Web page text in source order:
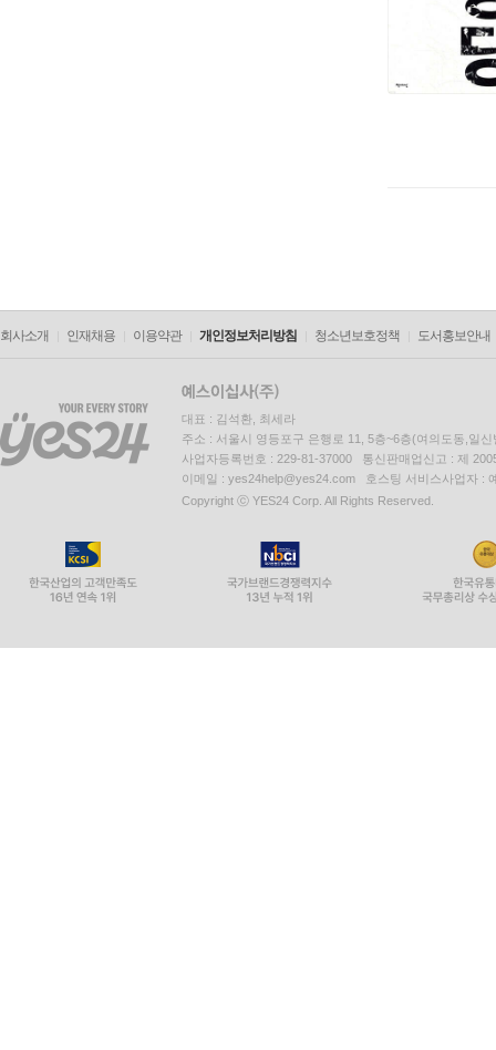
회사소개 인재채용 이용약관 개인정보처리방침 청소년보호정책 도서홍보안내
대표 : 김석환, 최세라
주소 : 서울시 영등포구 은행로 11, 5층~6층(여의도동,일신
사업자등록번호 : 229-81-37000 통신판매업신고 : 제
이메일 : yes24help@yes24.com 호스팅 서비스사업자 :
Copyright ⓒ YES24 Corp. All Rights Reserved.